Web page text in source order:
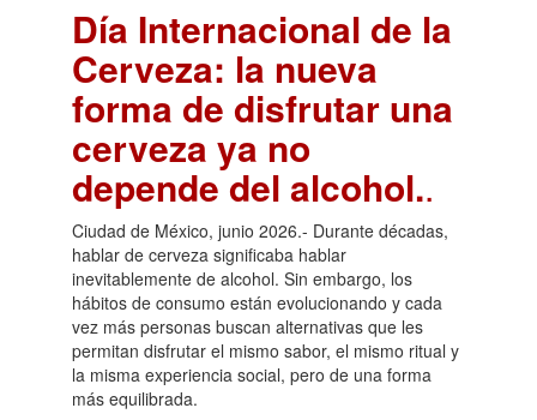
Día Internacional de la
Cerveza: la nueva
forma de disfrutar una
cerveza ya no
depende del alcohol..
Ciudad de México, junio 2026.- Durante décadas,
hablar de cerveza significaba hablar
inevitablemente de alcohol. Sin embargo, los
hábitos de consumo están evolucionando y cada
vez más personas buscan alternativas que les
permitan disfrutar el mismo sabor, el mismo ritual y
la misma experiencia social, pero de una forma
más equilibrada.